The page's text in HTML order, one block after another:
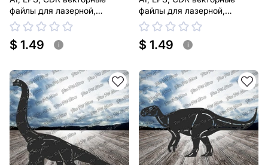
файлы для лазерной,
плазменной резки
$ 1.49 i
файлы для лазерной,
плазменной резки
$ 1.49 i